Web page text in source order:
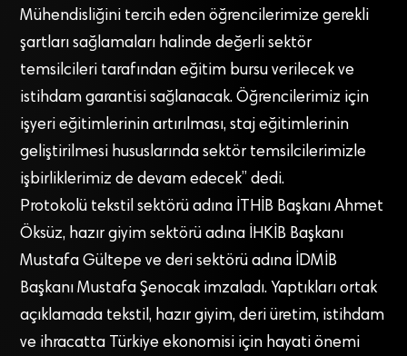
Mühendisliğini tercih eden öğrencilerimize gerekli
şartları sağlamaları halinde değerli sektör
temsilcileri tarafından eğitim bursu verilecek ve
istihdam garantisi sağlanacak. Öğrencilerimiz için
işyeri eğitimlerinin artırılması, staj eğitimlerinin
geliştirilmesi hususlarında sektör temsilcilerimizle
işbirliklerimiz de devam edecek” dedi.
Protokolü tekstil sektörü adına İTHİB Başkanı Ahmet
Öksüz, hazır giyim sektörü adına İHKİB Başkanı
Mustafa Gültepe ve deri sektörü adına İDMİB
Başkanı Mustafa Şenocak imzaladı. Yaptıkları ortak
açıklamada tekstil, hazır giyim, deri üretim, istihdam
ve ihracatta Türkiye ekonomisi için hayati önemi